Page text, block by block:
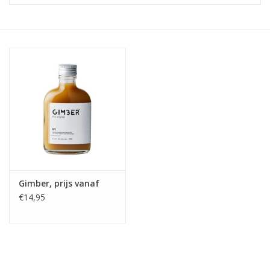
BLOG: "jarig!!"
Gimber, prijs vanaf
€14,95